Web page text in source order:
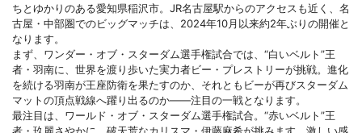
ちとゆかりのある愛知県稲沢市。JR名古屋駅からのアクセスも近く、名
古屋・中部圏でのビッグマッチは、2024年10月以来約2年ぶりの開催と
なります。
まず、ワンダー・オブ・スターダム選手権試合では、“白いベルト”王
者・羽南に、世界を渡り歩いた実力者ビー・プレストリーが挑戦。進化
を続ける羽南が王座防衛を果たすのか、それともビーが再びスターダム
マットの頂点戦線へ躍り出るのか――注目の一戦となります。
最注目は、ワールド・オブ・スターダム選手権試合。“赤いベルト”王